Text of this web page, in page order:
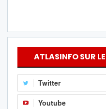
ATLASINFO SUR
Twitter
Youtube